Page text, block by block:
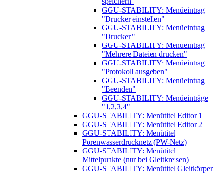
GGU-STABILITY: Menüeintrag
"Drucker einstellen"
GGU-STABILITY: Menüeintrag
"Drucken"
GGU-STABILITY: Menüeintrag
"Mehrere Dateien drucken"
GGU-STABILITY: Menüeintrag
"Protokoll ausgeben"
GGU-STABILITY: Menüeintrag
"Beenden"
GGU-STABILITY: Menüeinträge
"1,2,3,4"
GGU-STABILITY: Menütitel Editor 1
GGU-STABILITY: Menütitel Editor 2
GGU-STABILITY: Menütitel
Porenwasserdrucknetz (PW-Netz)
GGU-STABILITY: Menütitel
Mittelpunkte (nur bei Gleitkreisen)
GGU-STABILITY: Menütitel Gleitkörper